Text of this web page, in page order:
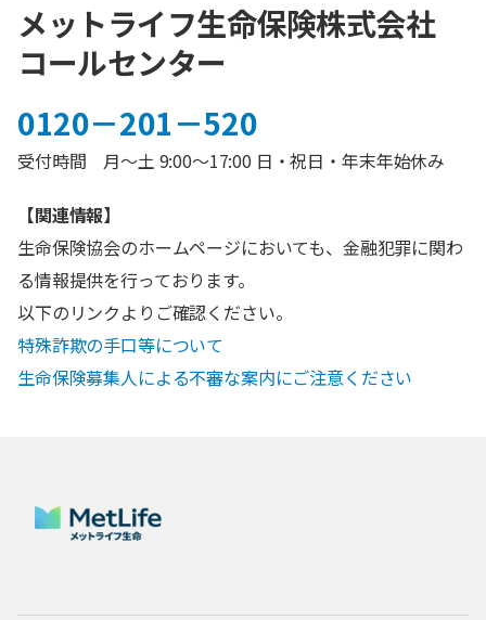
メットライフ生命保険株式会社
コールセンター
0120－201－520
受付時間 月～土 9:00～17:00 日・祝日・年末年始休み
【関連情報】
生命保険協会のホームページにおいても、金融犯罪に関わ
る情報提供を行っております。
以下のリンクよりご確認ください。
特殊詐欺の手口等について
生命保険募集人による不審な案内にご注意ください